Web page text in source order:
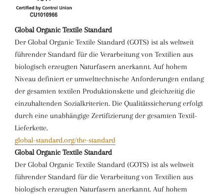
Global Organic Textile Standard
Der Global Organic Textile Standard (GOTS) ist als weltweit
führender Standard für die Verarbeitung von Textilien aus
biologisch erzeugten Naturfasern anerkannt. Auf hohem
Niveau definiert er umwelttechnische Anforderungen entlang
der gesamten textilen Produktionskette und gleichzeitig die
einzuhaltenden Sozialkriterien. Die Qualitätssicherung erfolgt
durch eine unabhängige Zertifizierung der gesamten Textil-
Lieferkette.
global-standard.org/the-standard
Global Organic Textile Standard
Der Global Organic Textile Standard (GOTS) ist als weltweit
führender Standard für die Verarbeitung von Textilien aus
biologisch erzeugten Naturfasern anerkannt. Auf hohem